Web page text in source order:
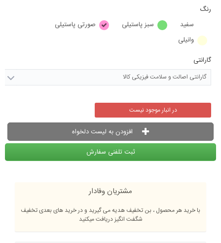
رنگ
سفید
سبز پاستیلی
صورتی پاستیلی
وانیلی
گارانتی
گارانتی اصالت و سلامت فیزیکی کالا
در انبار موجود نیست
افزودن به لیست دلخواه
ثبت تلفنی سفارش
مشتریان وفادار
با خرید هر محصول ، بن تخفیف هدیه می گیرید و در خرید های بعدی تخفیف
شگفت انگیز دریافت میکنید